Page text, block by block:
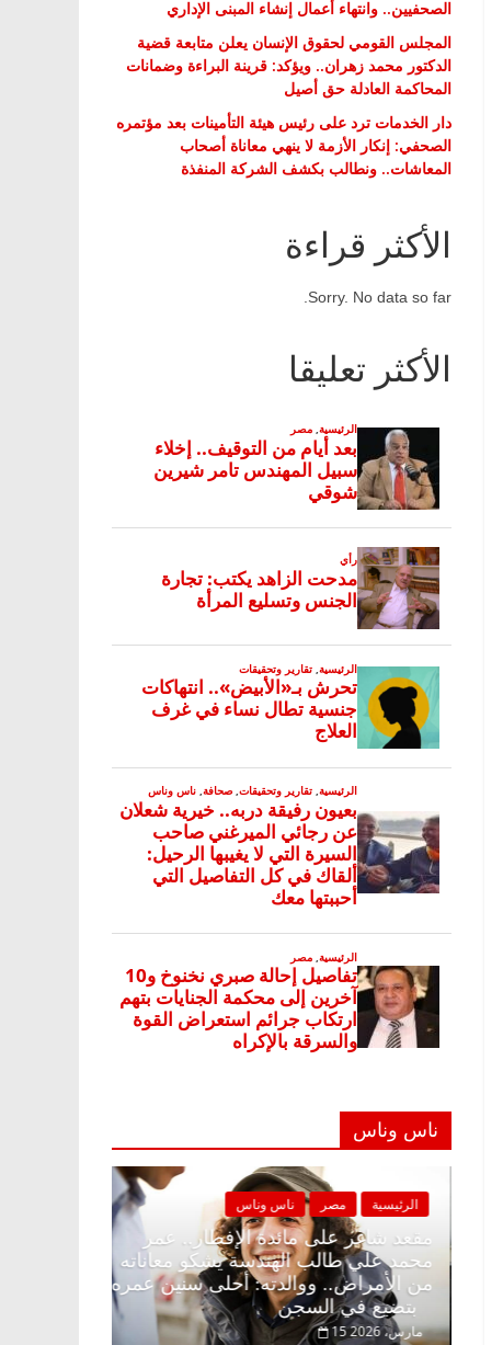
الصحفيين.. وانتهاء أعمال إنشاء المبنى الإداري
المجلس القومي لحقوق الإنسان يعلن متابعة قضية
الدكتور محمد زهران.. ويؤكد: قرينة البراءة وضمانات
المحاكمة العادلة حق أصيل
دار الخدمات ترد على رئيس هيئة التأمينات بعد مؤتمره
الصحفي: إنكار الأزمة لا ينهي معاناة أصحاب
المعاشات.. ونطالب بكشف الشركة المنفذة
الأكثر قراءة
Sorry. No data so far.
الأكثر تعليقا
ناس وناس
مقعد شاغر
محمد علي
من الأمراض..
بتضيع في السجن
الرئيسية مصر ناس وناس
مقعد شاغر على الإفطار وبلكونة بلا زينة
رمضان.. د. عبدالخالق فاروق خبير
اقتصادي في انتظار حلم الحرية ولمة
22 فبراير، 2026